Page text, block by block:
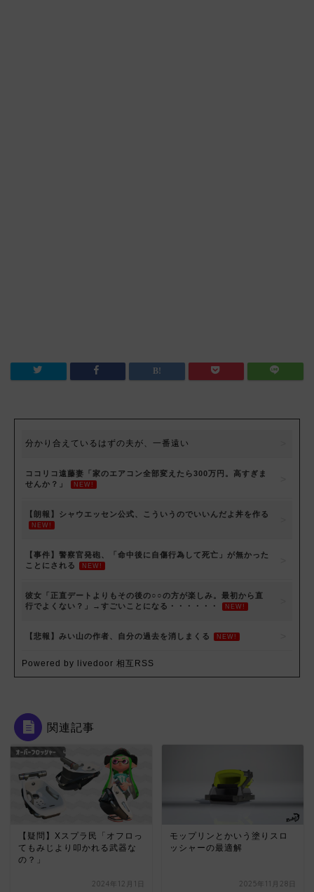
分かり合えているはずの夫が、一番遠い
ココリコ遠藤妻「家のエアコン全部変えたら300万円。高すぎま
せんか？」
NEW!
【朗報】シャウエッセン公式、こういうのでいいんだよ丼を作る
NEW!
【事件】警察官発砲、「命中後に自傷行為して死亡」が無かった
ことにされる
NEW!
彼女「正直デートよりもその後の○○の方が楽しみ。最初から直
行でよくない？」→すごいことになる・・・・・・
NEW!
【悲報】みい山の作者、自分の過去を消しまくる NEW!
Powered by livedoor 相互RSS
関連記事
【疑問】Xスプラ民「オフロっ
てもみじより叩かれる武器な
の？」
2024年12月1日
モップリンとかいう塗りスロ
ッシャーの最適解
2025年11月28日